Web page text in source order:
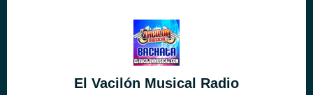
El Vacilón Musical Radio